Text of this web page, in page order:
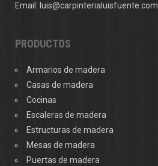
Email: luis@carpinterialuisfuente.com
PRODUCTOS
Armarios de madera
Casas de madera
Cocinas
Escaleras de madera
Estructuras de madera
Mesas de madera
Puertas de madera